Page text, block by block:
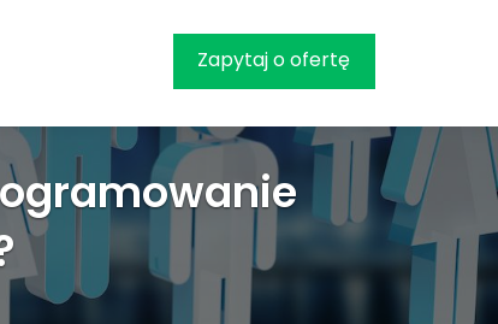
Zapytaj o ofertę